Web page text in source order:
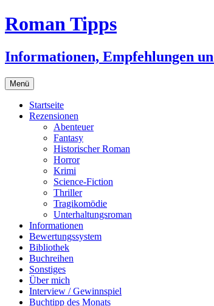
Zum
Inhalt
Roman Tipps
Informationen, Empfehlungen
Menü
Startseite
Rezensionen
Abenteuer
Fantasy
Historischer Roman
Horror
Krimi
Science-Fiction
Thriller
Tragikomödie
Unterhaltungsroman
Informationen
Bewertungssystem
Bibliothek
Buchreihen
Sonstiges
Über mich
Interview / Gewinnspiel
Buchtipp des Monats